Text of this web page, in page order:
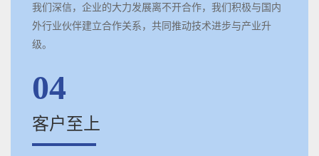
我们深信，企业的大力发展离不开合作，我们积极与国内
外行业伙伴建立合作关系，共同推动技术进步与产业升
级。
04
客户至上